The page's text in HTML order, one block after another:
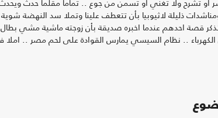
او تشرح ولا تغني او تسمن من جوع .. تماما مقلما حدث
ذليلة لاثيوبيا بأن تتعطف علينا وتملا سد النهضة
قصة احدهم عندما اخبره صديقة بأن زوجته ماشية مشي
.. نظام السيسي يمارس القوادة على لحم مصر .. املا